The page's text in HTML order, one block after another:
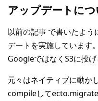
アップデートに
以前の記事 で書いたよう
デートを実施しています
GoogleではなくS3に投
元々はネイティブに動か
compileして